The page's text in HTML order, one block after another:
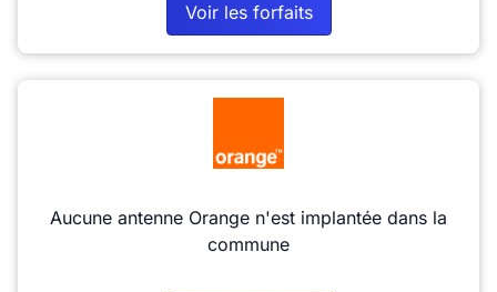
Voir les forfaits
Aucune antenne Orange n'est implantée dans la
commune